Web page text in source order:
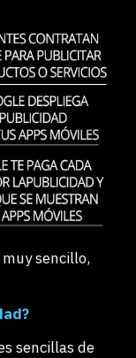
sencillo,
sencillas de